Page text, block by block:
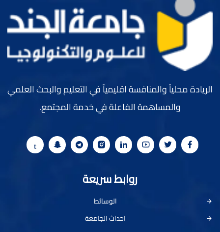
الريادة محلياً والمنافسة اقليمياً في التعليم والبحث العلمي
والمساهمة الفاعلة في خدمة المجتمع.
روابط سريعة
الوسائط
احداث الجامعة